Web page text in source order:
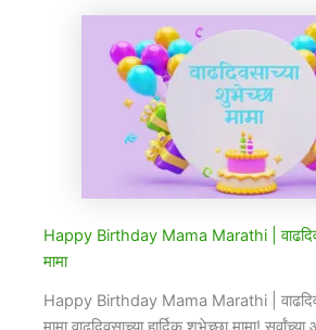
Happy Birthday Mama Marathi |
मामा
Happy Birthday Mama Marathi |